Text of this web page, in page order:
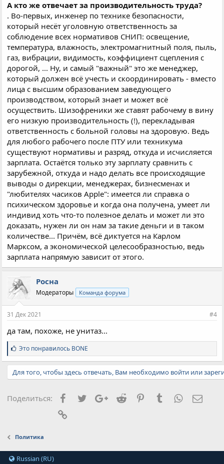
А кто же отвечает за производительность труда?
. Во-первых, инженер по технике безопасности,
который несёт уголовную ответственность за
соблюдение всех нормативов СНИП: освещение,
температура, влажность, электромагнитный поля, пыль,
газ, вибрации, видимость, коэффициент сцепления с
дорогой, ... Ну, и самый "важный" это же менеджер,
который должен всё учесть и скоординировать - вместо
лица с высшим образованием заведующего
производством, который знает и может всё
осуществить. Шизофреники же ставят рабочему в вину
его низкую производительность (!), перекладывая
ответственность с больной головы на здоровую. Ведь
для любого рабочего после ПТУ или техникума
существуют нормативы и разряд, откуда и исчисляется
зарплата. Остаётся только эту зарплату сравнить с
зарубежной, откуда и надо делать все происходящие
выводы о дирекции, менеджерах, бизнесменах и
"любителях часиков Apple": имеется ли справка о
психическом здоровье и когда она получена, умеет ли
индивид хоть что-то полезное делать и может ли это
доказать, нужен ли он нам за такие деньги и в таком
количестве... Причём, всё диктуется на Карлом
Марксом, а экономической целесообразностью, ведь
зарплата напрямую зависит от этого.
Росна
Модераторы Команда форума
31 Дек 2021 #4
да там, похоже, не унитаз...
С
и
м
п
а
и
и
Это понравилось BONE
Для того, чтобы здесь отвечать, Вам необходимо войти или
Поделиться: Facebook
TwitterGoogle+
Reddit PinterestTumblrWhatsApp
Политика
Russian (RU)